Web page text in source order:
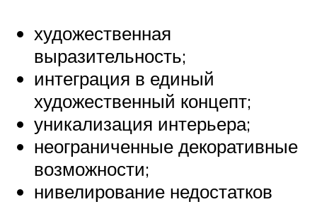
художественная
выразительность;
интеграция в единый
художественный концепт;
уникализация интерьера;
неограниченные декоративные
возможности;
нивелирование недостатков